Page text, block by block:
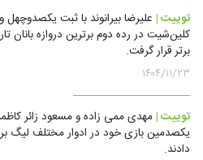
توییت | علیرضا بیرانوند با ثبت
کلین‌شیت در رده دوم برترین دروازه بانان
برتر قرار گرفت.
۱۴۰۴/۱۱/۲۳
توییت |مهدی ممی زاده و مسعود زائر
یکصدمین بازی خود در ادوار مختلف لیگ
دادند.